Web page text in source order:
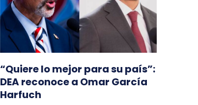
“Quiere lo mejor para su país”:
DEA reconoce a Omar García
Harfuch